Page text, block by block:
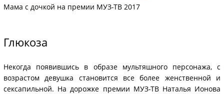
Мама с дочкой на премии МУЗ-ТВ 2017
Глюкоза
Некогда появившись в образе мультяшного персонажа, с
возрастом девушка становится все более женственной и
сексапильной. На дорожке премии МУЗ-ТВ Наталья Ионова